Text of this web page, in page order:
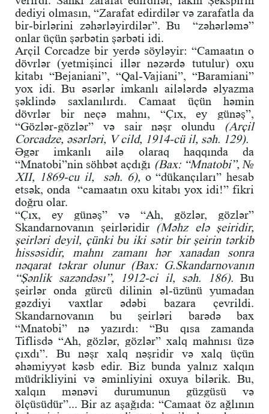
dediyi olmasın, “Zarafat edirdilər və zarafatla da
bir-birlərini zəhərləyirdilər”. Bu “zəhərləmə”
onlar üçün şərbətin şərbəti idi.
Arçil Corcadze bir yerdə söyləyir: “Camaatın o
dövrlər (yetmişinci illər nəzərdə tutulur) oxu
kitabı “Bejaniani”, “Qal-Vajiani”, “Baramiani”
yox idi. Bu əsərlər imkanlı ailələrdə əlyazma
şəklində saxlanılırdı. Camaat üçün həmin
dövrlər bir neçə mahnı, “Çıx, ey günəş”,
“Gözlər-gözlər” və sair nəşr olundu (Arçil
Corcadze, əsərləri, V cild, 1914-cü il, səh. 129).
Əgər imkanlı ailə olaraq haqqında da
“Mnatobi”nin söhbət açdığı (Bax: “Mnatobi”, №
XII, 1869-cu il, səh. 6), o “dükançıları” hesab
etsək, onda “camaatın oxu kitabı yox idi!” fikri
doğru olar.
“Çıx, ey günəş” və “Ah, gözlər, gözlər”
Skandarnovanın şeirləridir (Məhz elə şeiridir,
şeirləri deyil, çünki bu iki sətir bir şeirin tərkib
hissəsidir, mahnı zamanı hər xanadan sonra
nəqarat təkrar olunur (Bax: G.Skandarnovanın
“Şənlik sazəndəsı”, 1912-ci il, səh. 186). Bu
şeirlər onda gürcü dilinin əl-üzünü yumadan
gəzdiyi vaxtlar ədəbi bazara çevrildi.
Skandarnovanın bu şeirləri barədə bax
“Mnatobi” nə yazırdı: “Bu qısa zamanda
Tiflisdə “Ah, gözlər, gözlər” xalq mahnısı üzə
çıxdı”. Bu nəşr xalq nəşridir və xalq üçün
əhəmiyyət kəsb edir. Biz bunda yalnız xalqın
müdrikliyini və əminliyini oxuya bilərik. Bu,
xalqın mənəvi durumunun güzgüsü və
ölçüsüdür”... Bir az aşağıda: “Camaat öz ağlının